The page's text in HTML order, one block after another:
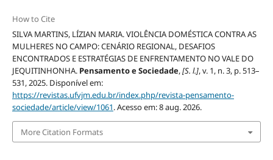
How to Cite
SILVA MARTINS, LÍZIAN MARIA. VIOLÊNCIA DOMÉSTICA CONTRA AS
MULHERES NO CAMPO: CENÁRIO REGIONAL, DESAFIOS
ENCONTRADOS E ESTRATÉGIAS DE ENFRENTAMENTO NO VALE DO
JEQUITINHONHA. Pensamento e Sociedade,[S. l.], v. 1, n. 3, p. 513–
531, 2025. Disponível em:
https://revistas.ufvjm.edu.br/index.php/revista-pensamento-
sociedade/article/view/1061. Acesso em: 8 aug. 2026.
More Citation Formats